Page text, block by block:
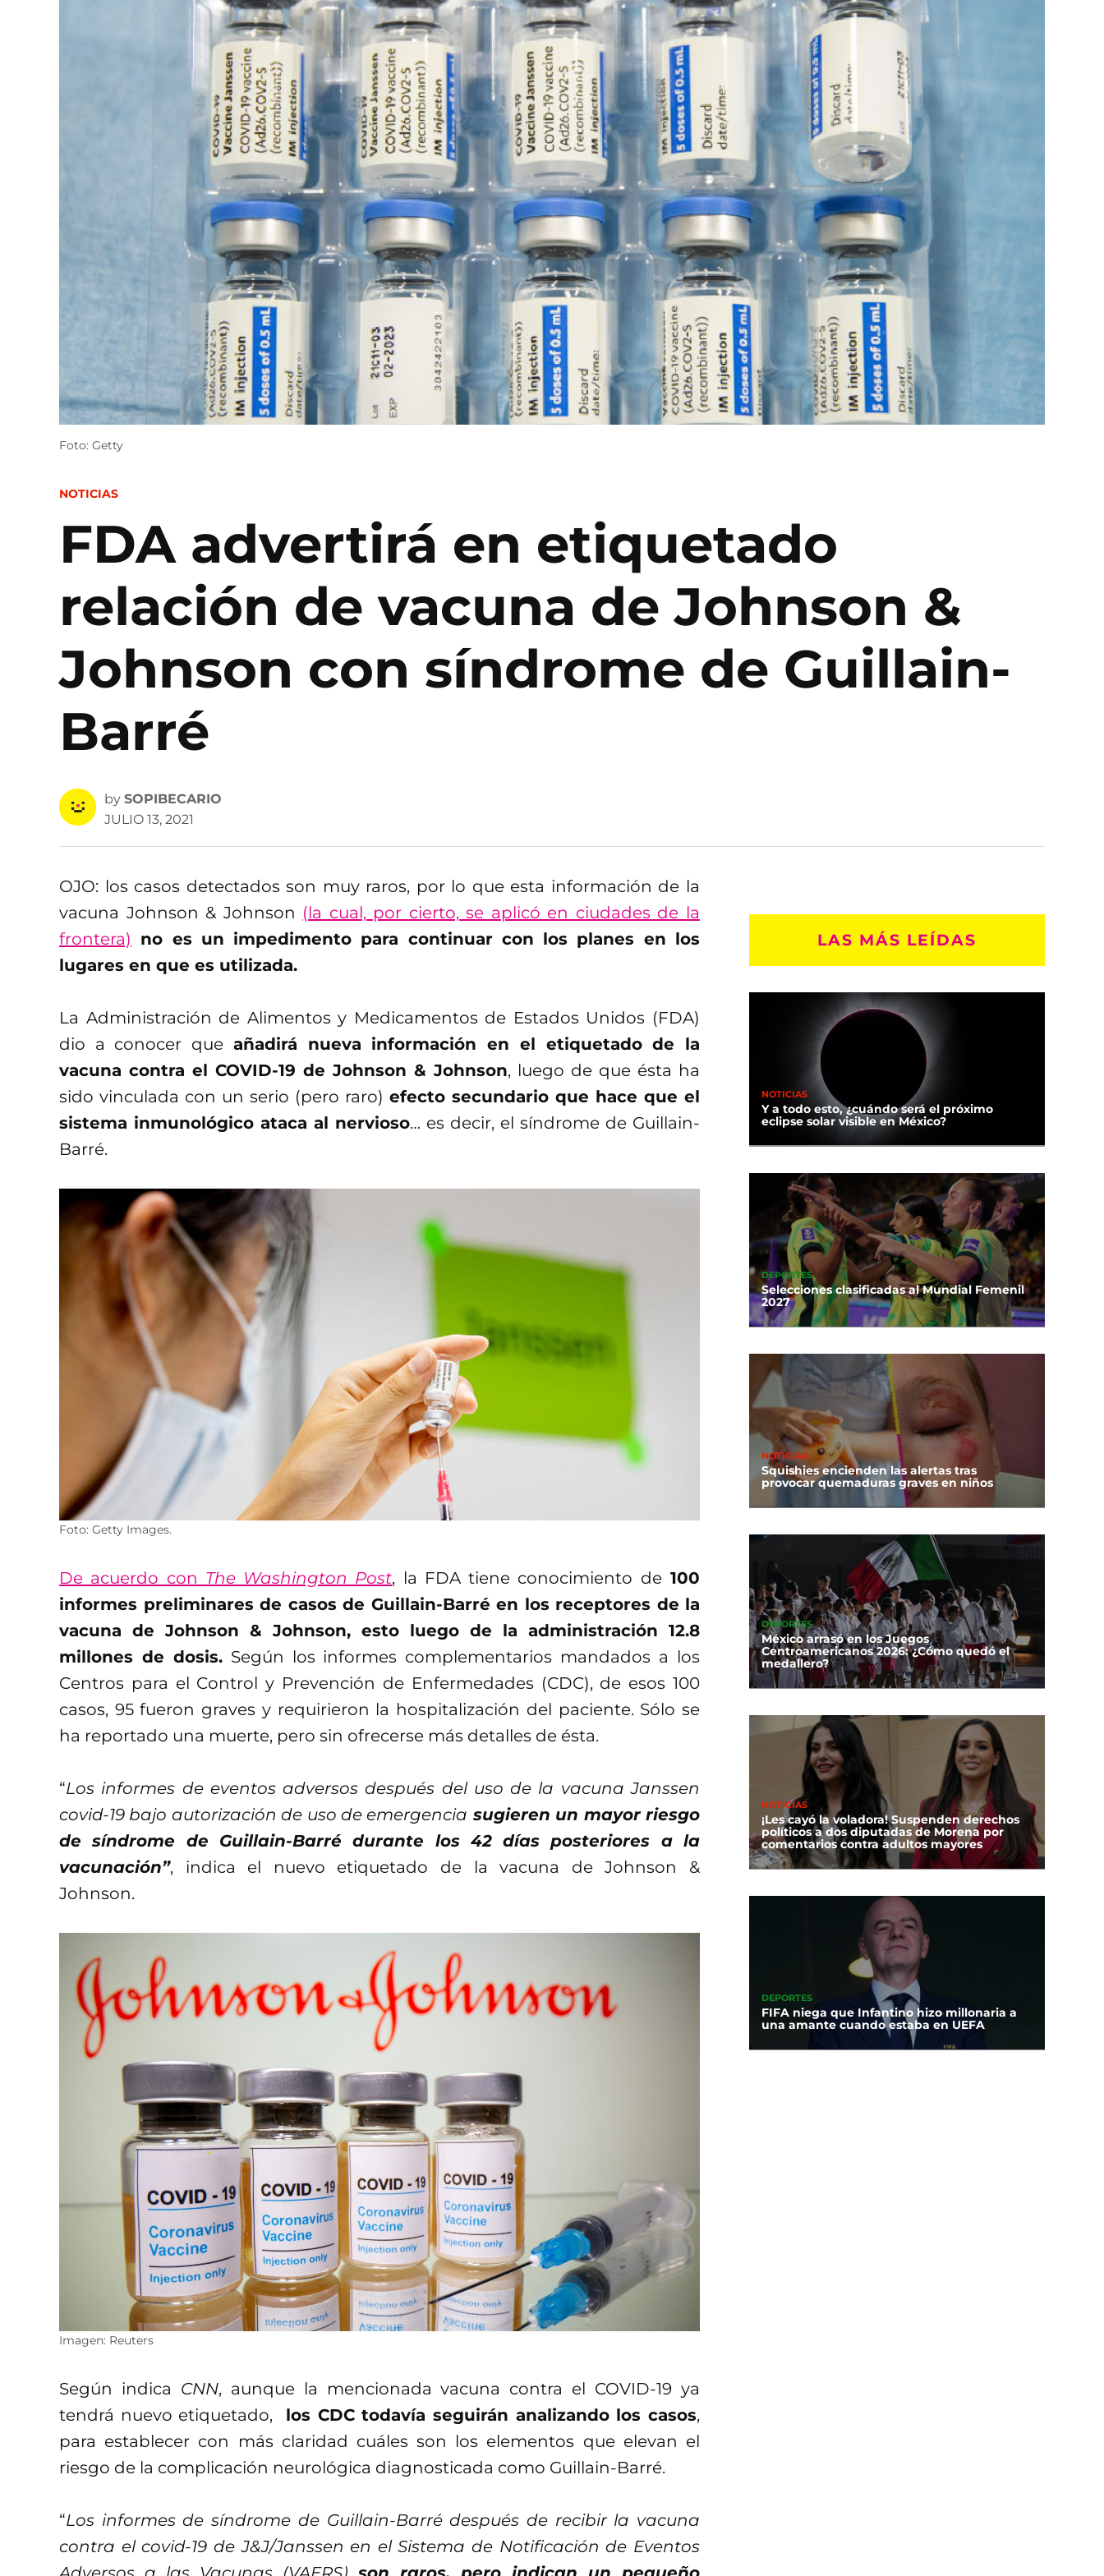
Foto: Getty
POSTED
NOTICIAS
FDA advertirá en etiquetado
relación de vacuna de Johnson &
Johnson con síndrome de Guillain-
Barré
by SOPIBECARIO
JULIO 13, 2021
OJO: los casos detectados son muy raros, por lo que esta información de la
vacuna Johnson & Johnson (la cual, por cierto, se aplicó en ciudades de la
frontera) no es un impedimento para continuar con los planes en los
lugares en que es utilizada.
La Administración de Alimentos y Medicamentos de Estados Unidos (FDA)
dio a conocer que añadirá nueva información en el etiquetado de la
vacuna contra el COVID-19 de Johnson & Johnson, luego de que ésta ha
sido vinculada con un serio (pero raro) efecto secundario que hace que el
sistema inmunológico ataca al nervioso… es decir, el síndrome de Guillain-
Barré.
Foto: Getty Images.
De acuerdo con The Washington Post, la FDA tiene conocimiento de100
informes preliminares de casos de Guillain-Barré en los receptores de la
vacuna de Johnson & Johnson, esto luego de la administración 12.8
millones de dosis.Según los informes complementarios mandados a los
Centros para el Control y Prevención de Enfermedades (CDC), de esos 100
casos, 95 fueron graves y requirieron la hospitalización del paciente. Sólo se
ha reportado una muerte, pero sin ofrecerse más detalles de ésta.
“Los informes de eventos adversos después del uso de la vacuna Janssen
covid-19 bajo autorización de uso de emergencia sugieren un mayor riesgo
de síndrome de Guillain-Barré durante los 42 días posteriores a la
vacunación”, indica el nuevo etiquetado de la vacuna de Johnson &
Johnson.
Imagen: Reuters
Según indica CNN, aunque la mencionada vacuna contra el COVID-19 ya
tendrá nuevo etiquetado, los CDC todavía seguirán analizando los casos,
para establecer con más claridad cuáles son los elementos que elevan el
riesgo de la complicación neurológica diagnosticada como Guillain-Barré.
“Los informes de síndrome de Guillain-Barré después de recibir la vacuna
contra el covid-19 de J&J/Janssen en el Sistema de Notificación de Eventos
LAS MÁS LEÍDAS
NOTICIAS
Y a todo esto, ¿cuándo será el próximo
eclipse solar visible en México?
DEPORTES
Selecciones clasificadas al Mundial Femenil
2027
NOTICIAS
Squishies encienden las alertas tras
provocar quemaduras graves en niños
DEPORTES
México arrasó en los Juegos
Centroamericanos 2026: ¿Cómo quedó el
medallero?
NOTICIAS
¡Les cayó la voladora! Suspenden derechos
políticos a dos diputadas de Morena por
comentarios contra adultos mayores
DEPORTES
FIFA niega que Infantino hizo millonaria a
una amante cuando estaba en UEFA